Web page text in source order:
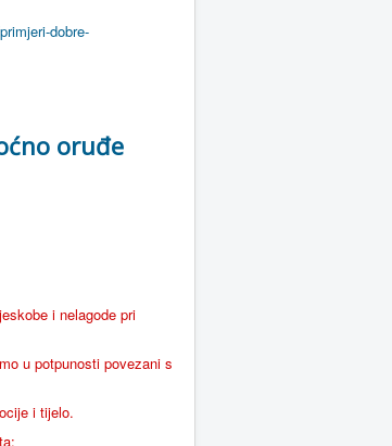
dobre-
oruđe
i nelagode pri
u potpunosti povezani s
i tijelo.